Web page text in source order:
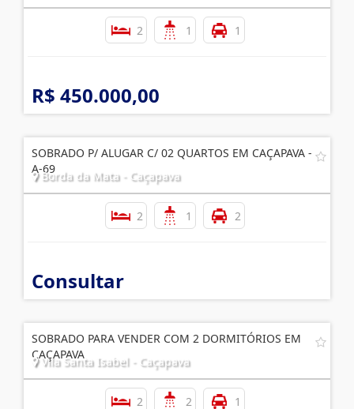
2 1 1
R$ 450.000,00
SOBRADO P/ ALUGAR C/ 02 QUARTOS EM CAÇAPAVA -
A-69
Borda da Mata - Caçapava
2 1 2
Consultar
SOBRADO PARA VENDER COM 2 DORMITÓRIOS EM
CAÇAPAVA
Vila Santa Isabel - Caçapava
2 2 1